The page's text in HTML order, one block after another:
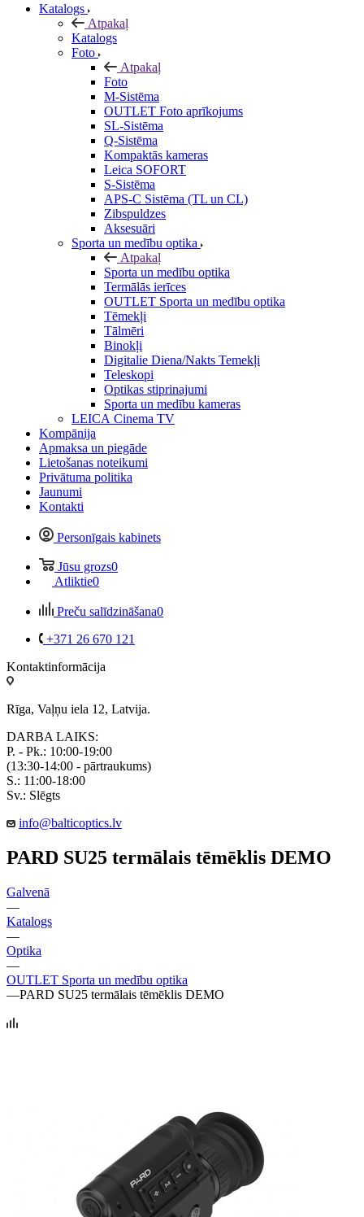
Katalogs
Atpakaļ
Katalogs
Foto
Atpakaļ
Foto
M-Sistēma
OUTLET Foto aprīkojums
SL-Sistēma
Q-Sistēma
Kompaktās kameras
Leica SOFORT
S-Sistēma
APS-C Sistēma (TL un CL)
Zibspuldzes
Aksesuāri
Sporta un medību optika
Atpakaļ
Sporta un medību optika
Termālās ierīces
OUTLET Sporta un medību optika
Tēmekļi
Tālmēri
Binokļi
Digitalie Diena/Nakts Temekļi
Teleskopi
Optikas stiprinajumi
Sporta un medību kameras
LEICA Cinema TV
Kompānija
Apmaksa un piegāde
Lietošanas noteikumi
Privātuma politika
Jaunumi
Kontakti
Personīgais kabinets
Jūsu grozs0
Atliktie0
Preču salīdzināšana0
+371 26 670 121
Kontaktinformācija
Rīga, Vaļņu iela 12, Latvija.
DARBA LAIKS:
P. - Pk.: 10:00-19:00
(13:30-14:00 - pārtraukums)
S.: 11:00-18:00
Sv.: Slēgts
info@balticoptics.lv
PARD SU25 termālais tēmēklis DEMO
Galvenā
—
Katalogs
—
Optika
—
OUTLET Sporta un medību optika
—PARD SU25 termālais tēmēklis DEMO